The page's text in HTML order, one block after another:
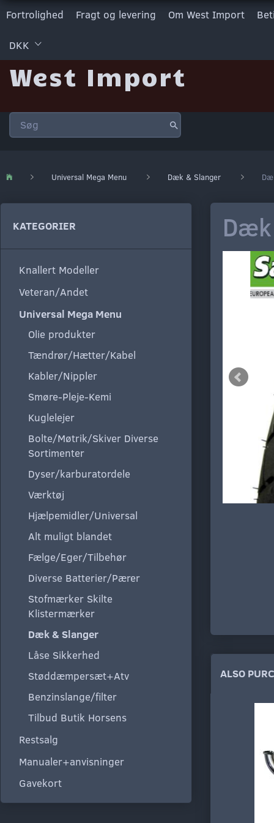
Fortrolighed Fragt og levering Om West Import
DKK
West Import
Universal Mega Menu Dæk & Slanger
KATEGORIER
Knallert Modeller
Veteran/Andet
Universal Mega Menu
Olie produkter
Tændrør/Hætter/Kabel
Kabler/Nippler
Smøre-Pleje-Kemi
Kuglelejer
Bolte/Møtrik/Skiver Diverse
Sortimenter
Dyser/karburatordele
Værktøj
Hjælpemidler/Universal
Alt muligt blandet
Fælge/Eger/Tilbehør
Diverse Batterier/Pærer
Stofmærker Skilte
Klistermærker
Dæk & Slanger
Låse Sikkerhed
Støddæmpersæt+Atv
Benzinslange/filter
Tilbud Butik Horsens
Restsalg
Manualer+anvisninger
Gavekort
ALSO